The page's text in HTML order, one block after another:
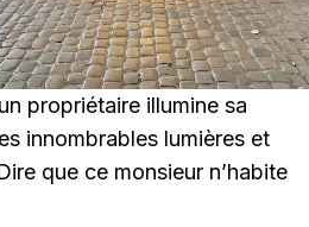
propriétaire illumine sa
innombrables lumières et
que ce monsieur n’habite